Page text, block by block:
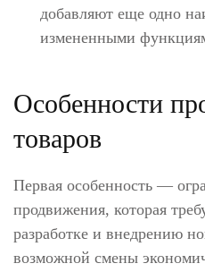
добавляют еще одно
измененными
Особенности
товаров
Первая особенность —
продвижения, которая
разработке и внедрению
возможной смены